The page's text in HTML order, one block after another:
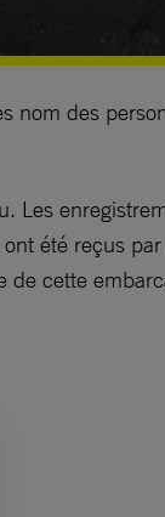
des
Les
été reçus
cette